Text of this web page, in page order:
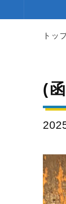
トッ
(